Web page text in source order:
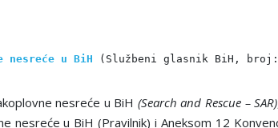
u BiH (Službeni glasnik BiH,
nesreće u BiH (Search and Rescue – SAR)
nesreće u BiH (Pravilnik) i Aneksom 12